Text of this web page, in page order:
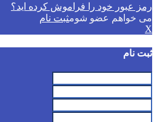
رمز عبور خود را فراموش کرده اید؟
می خواهم عضو شومثبت نام
X
ثبت نام